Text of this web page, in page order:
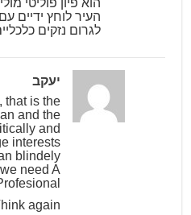
העיר לוחץ ידיים
לגרום נזקים
יעקב
that is the
and the
and
interests.
blindely
need A
again !.